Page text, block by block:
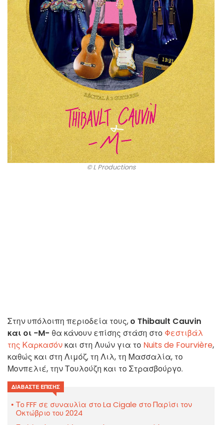
© L Productions
Στην υπόλοιπη περιοδεία τους,ο Thibault Cauvin
και οι -M- θα κάνουν επίσης στάση στο Φεστιβάλ
της Καρκασόν και στη Λυών για το Nuits de Fourvière,
καθώς και στη Λιμόζ, τη Λιλ, τη Μασσαλία, το
Μονπελιέ, την Τουλούζη και το Στρασβούργο.
ΔΙΑΒΆΣΤΕ ΕΠΊΣΗΣ
Το FFF σε συναυλία στο La Cigale στο Παρίσι τον
Οκτώβριο του 2024